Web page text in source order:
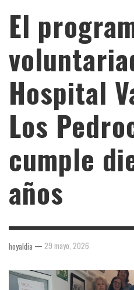
El
Hospital
Los
cumple
años
hoyaldia — 29 mayo, 2026